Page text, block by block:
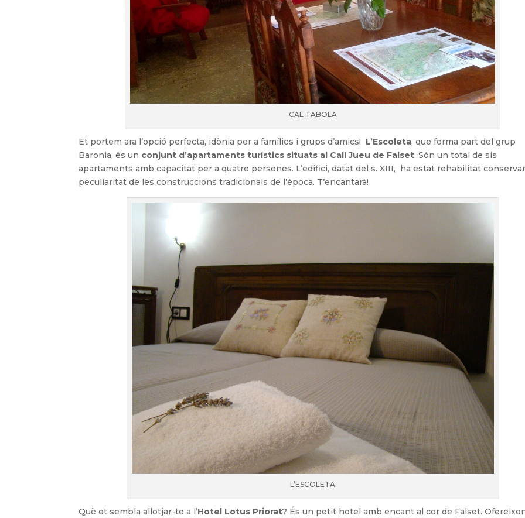
CAL TABOLA
Et portem ara l’opció perfecta, idònia per a famílies i grups d’amics! L’Escoleta, que forma part del grup
Baronia, és un conjunt d’apartaments turístics situats al Call Jueu de Falset. Són un total de sis
apartaments amb capacitat per a quatre persones. L’edifici, datat del s. XIII, ha estat rehabilitat
peculiaritat de les construccions tradicionals de l’època. T’encantarà!
L’ESCOLETA
Què et sembla allotjar-te a l’Hotel Lotus Priorat? És un petit hotel amb encant al cor de Falset.